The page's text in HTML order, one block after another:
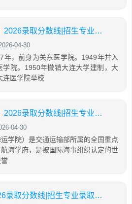
【大连医科大学单招】2026录取分数线|招生专业录取计划查询
04-30
年，前身为关东医学院。1949年并入
学院。1950年撤销大连大学建制，大
连医学院举校
【大连海事大学单招】2026录取分数线|招生专业录取计划查询
04-30
学院）是交通运输部所属的全国重点
海学府，是被国际海事组织认定的世
【大连大学单招】2026录取分数线|招生专业录取计划查询